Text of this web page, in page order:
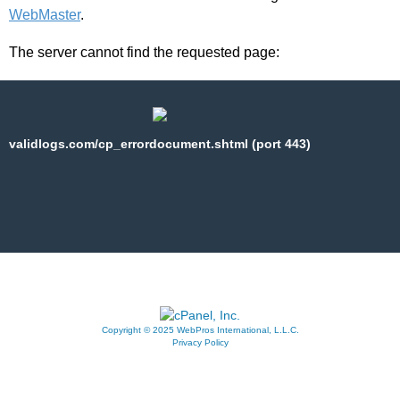
WebMaster.
The server cannot find the requested page:
validlogs.com/cp_errordocument.shtml (port 443)
Copyright © 2025 WebPros International, L.L.C.
Privacy Policy